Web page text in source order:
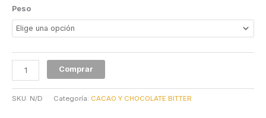
Peso
Comprar
SKU: N/D Categoría: CACAO Y CHOCOLATE BITTER